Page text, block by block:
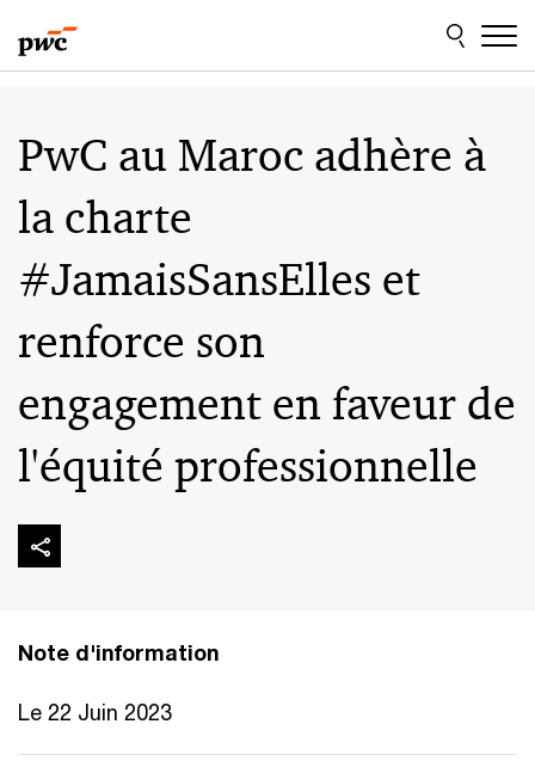
au
contenu
au
pied
PwC au Maroc adhère à
la charte
#JamaisSansElles et
renforce son
engagement en faveur de
l'équité professionnelle
Note d'information
Le 22 Juin 2023